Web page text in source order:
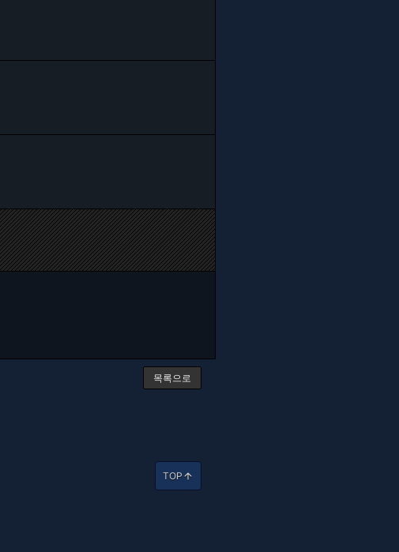
목록으로
TOP arrow_upward